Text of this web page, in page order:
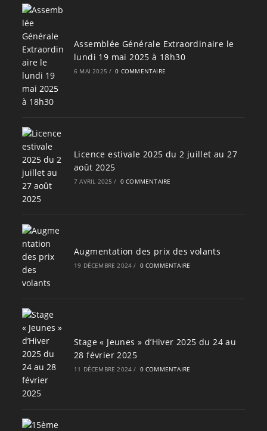
Assemblée Générale Extraordinaire le
lundi 19 mai 2025 à 18h30
6 MAI 2025 / 0 COMMENTAIRE
Licence estivale 2025 du 2 juillet au 27
août 2025
7 AVRIL 2025 / 0 COMMENTAIRE
Augmentation des prix des volants
19 DÉCEMBRE 2024 / 0 COMMENTAIRE
Stage « Jeunes » d’Hiver 2025 du 24 au
28 février 2025
11 DÉCEMBRE 2024 / 0 COMMENTAIRE